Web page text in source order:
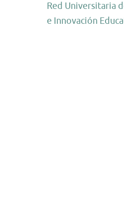
Red Universitaria
e Innovación